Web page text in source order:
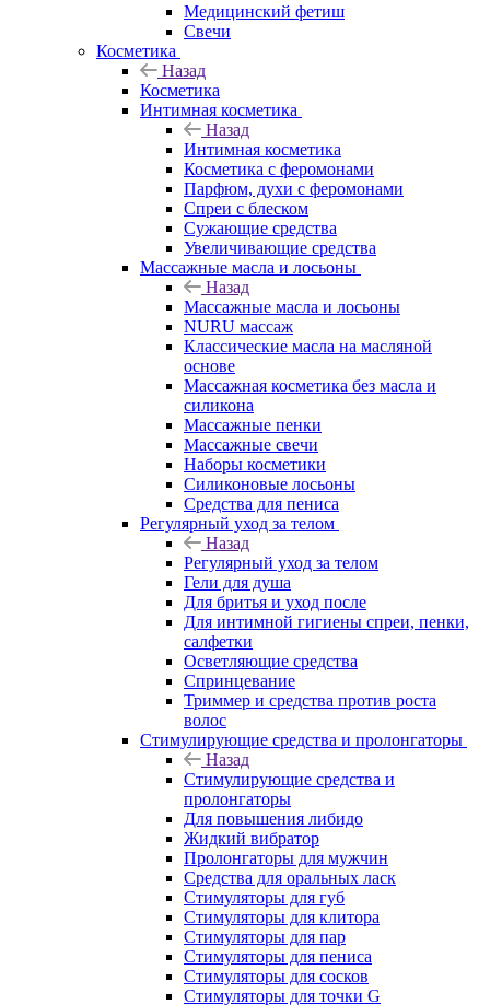
Медицинский фетиш
Свечи
Косметика
Назад
Косметика
Интимная косметика
Назад
Интимная косметика
Косметика с феромонами
Парфюм, духи с феромонами
Спреи с блеском
Сужающие средства
Увеличивающие средства
Массажные масла и лосьоны
Назад
Массажные масла и лосьоны
NURU массаж
Классические масла на масляной
основе
Массажная косметика без масла и
силикона
Массажные пенки
Массажные свечи
Наборы косметики
Силиконовые лосьоны
Средства для пениса
Регулярный уход за телом
Назад
Регулярный уход за телом
Гели для душа
Для бритья и уход после
Для интимной гигиены спреи, пенки,
салфетки
Осветляющие средства
Спринцевание
Триммер и средства против роста
волос
Стимулирующие средства и пролонгаторы
Назад
Стимулирующие средства и
пролонгаторы
Для повышения либидо
Жидкий вибратор
Пролонгаторы для мужчин
Средства для оральных ласк
Стимуляторы для губ
Стимуляторы для клитора
Стимуляторы для пар
Стимуляторы для пениса
Стимуляторы для сосков
Стимуляторы для точки G